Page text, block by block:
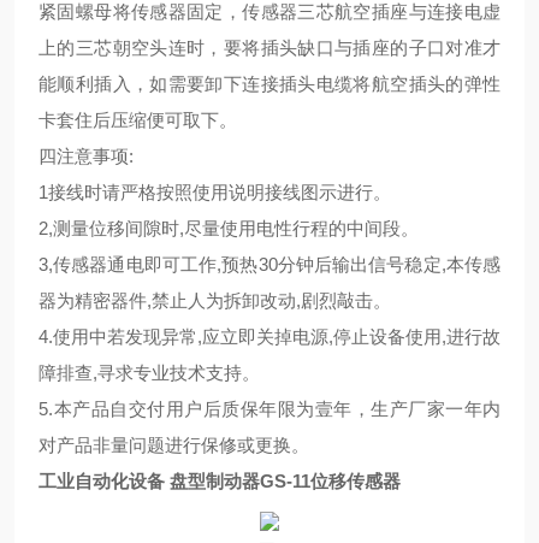
紧固螺母将传感器固定，传感器三芯航空插座与连接电虚
上的三芯朝空头连时，要将插头缺口与插座的子口对准才
能顺利插入，如需要卸下连接插头电缆将航空插头的弹性
卡套住后压缩便可取下。
四注意事项:
1接线时请严格按照使用说明接线图示进行。
2,测量位移间隙时,尽量使用电性行程的中间段。
3,传感器通电即可工作,预热30分钟后输出信号稳定,本传感
器为精密器件,禁止人为拆卸改动,剧烈敲击。
4.使用中若发现异常,应立即关掉电源,停止设备使用,进行故
障排查,寻求专业技术支持。
5.本产品自交付用户后质保年限为壹年，生产厂家一年内
对产品非量问题进行保修或更换。
工业自动化设备 盘型制动器GS-11位移传感器